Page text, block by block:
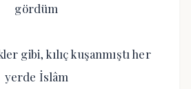
gördüm
gibi, kılıç kuşanmıştı her
yerde İslâm